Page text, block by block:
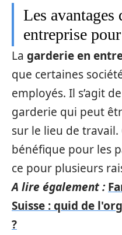
Les avantages
entreprise
La garderie en
que certaines
employés. Il s’agit
garderie qui peut
sur le lieu de
bénéfique pour les
ce pour plusieurs
A lire également :
Suisse : quid de
?